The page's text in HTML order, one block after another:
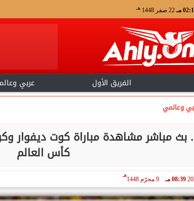
مـ 22 صفر 1448 هـ
الفريق الأول عربي
وعالمي
كأس العالم
08:39 مـ 9 محرّم 1448
هـ